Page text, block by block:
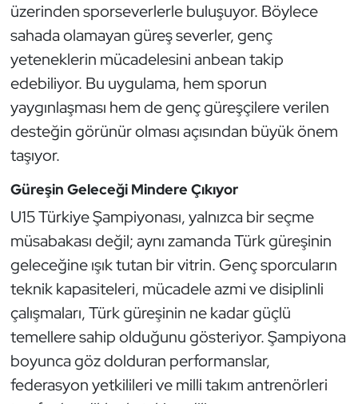
üzerinden sporseverlerle buluşuyor. Böylece
sahada olamayan güreş severler, genç
yeteneklerin mücadelesini anbean takip
edebiliyor. Bu uygulama, hem sporun
yaygınlaşması hem de genç güreşçilere verilen
desteğin görünür olması açısından büyük önem
taşıyor.
Güreşin Geleceği Mindere Çıkıyor
U15 Türkiye Şampiyonası, yalnızca bir seçme
müsabakası değil; aynı zamanda Türk güreşinin
geleceğine ışık tutan bir vitrin. Genç sporcuların
teknik kapasiteleri, mücadele azmi ve disiplinli
çalışmaları, Türk güreşinin ne kadar güçlü
temellere sahip olduğunu gösteriyor. Şampiyona
boyunca göz dolduran performanslar,
federasyon yetkilileri ve milli takım antrenörleri
Kürek
Masa Tenisi
Modern Pentatlon
Motor Sporları
Okçuluk
Optimist
Oryantiring
Özel Sporcular
Paralimpik